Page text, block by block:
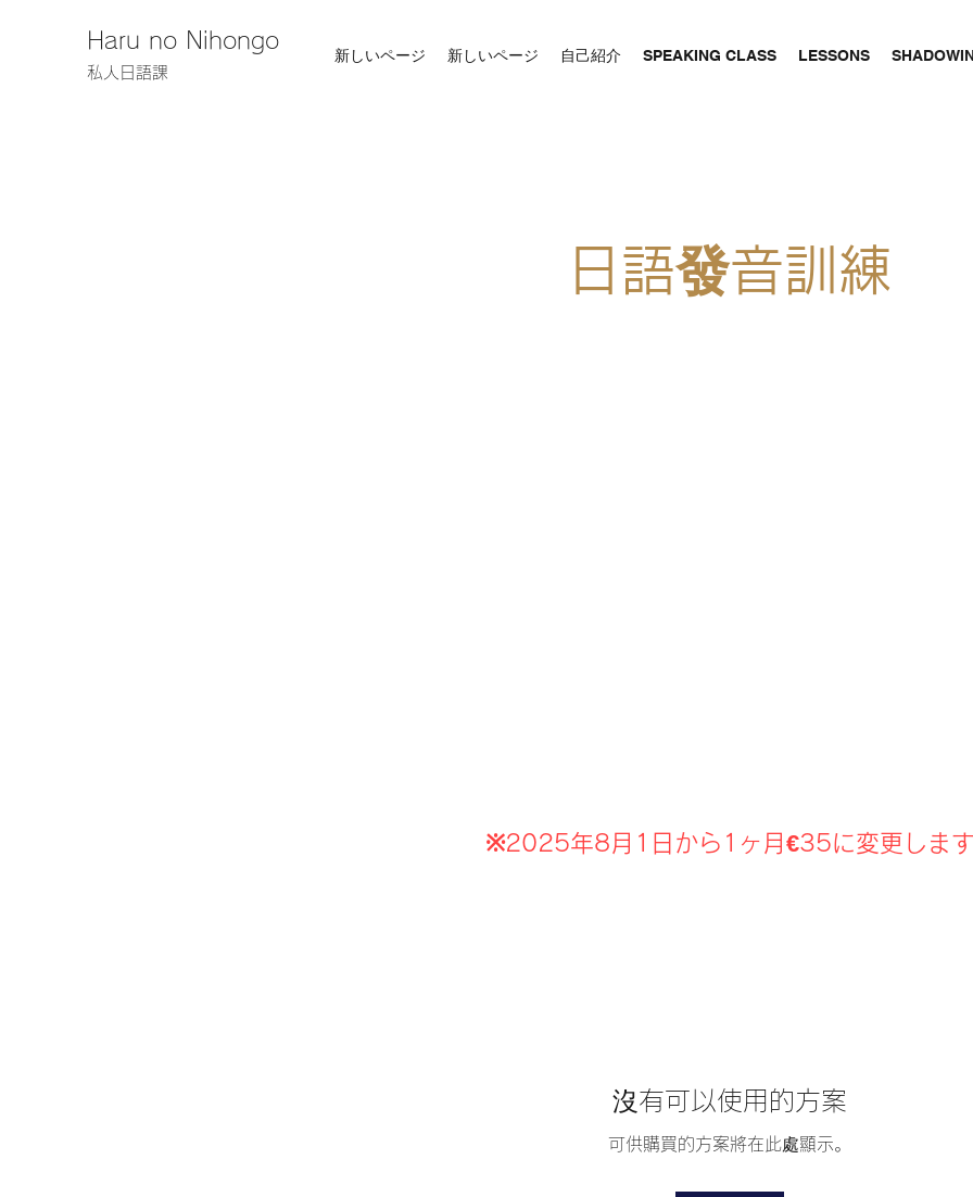
Haru no Nihongo
私人日語課
新しいページ 新しいページ 自己紹介 SPEAKING CLASS LESSONS
日語發音訓練
※2025年8月1日から1ヶ月€35に変更します
沒有可以使用的方案
可供購買的方案將在此處顯示。